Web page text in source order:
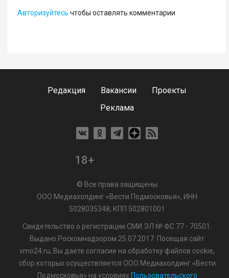
Авторизуйтесь чтобы оставлять комментарии
Редакция Вакансии
Проекты
Реклама
18+
© Все права защищены
ООО Медиахолдинг «Вести Подмосковья», ИНН
5028035348; КПП 502801001
Свидетельство о регистрации СМИ ЭЛ № ФС 77 - 70501.
Выдано Роскомнадзором 25.07.2017. Посещая сайт
vmo24.ru, Вы даете согласие на обработку файлов cookie,
сбор которых осуществляется ООО Медиахолдинг «Вести
Подмосковья» на условиях Пользовательского